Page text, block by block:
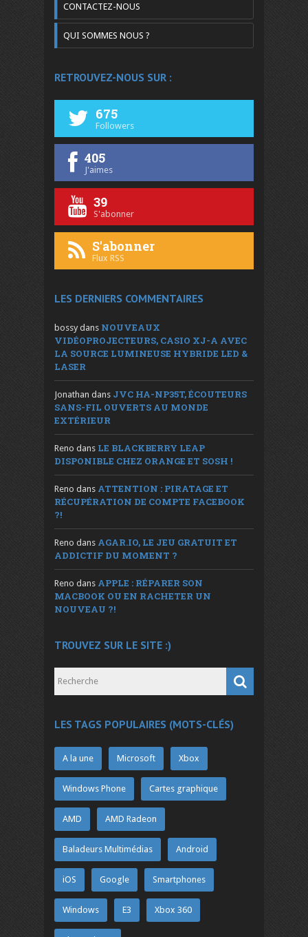
CONTACTEZ-NOUS
QUI SOMMES NOUS ?
RETROUVEZ-NOUS SUR :
675
Followers
405
J'aimes
39
S'abonner
S'abonner
Flux RSS
LES DERNIERS COMMENTAIRES
bossy dans NOUVEAUX
VIDÉOPROJECTEURS, CASIO XJ-A AVEC
LA SOURCE LUMINEUSE HYBRIDE LED &
LASER
Jonathan dans JVC HA-NP35T, ÉCOUTEURS
SANS-FIL OUVERTS AU MONDE
EXTÉRIEUR
Reno dans LE BLACKBERRY LEAP
DISPONIBLE CHEZ ORANGE ET SOSH !
Reno dans ATTENTION : PIRATAGE ET
RÉCUPÉRATION DE COMPTE FACEBOOK
?!
Reno dans AGAR.IO, LE JEU GRATUIT ET
ADDICTIF DU MOMENT ?
Reno dans APPLE : RÉPARER SON
MACBOOK OU EN RACHETER UN
NOUVEAU ?!
TROUVEZ SUR LE SITE :)
LES TAGS POPULAIRES (MOTS-CLÉS)
A la une Microsoft Xbox
Windows Phone Cartes graphique
AMD AMD Radeon
Baladeurs Multimédias Android
iOS Google Smartphones
Windows E3 Xbox 360